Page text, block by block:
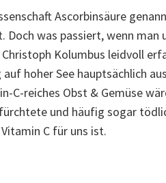
Ascorbinsäure
Doch was passiert, wenn man
Kolumbus leidvoll
hoher See hauptsächlich
C-reiches Obst & Gemüse
und häufig sogar
C für uns ist.